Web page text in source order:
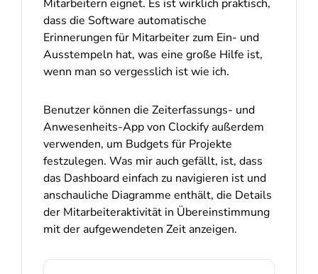
Mitarbeitern eignet. Es ist wirklich praktisch,
dass die Software automatische
Erinnerungen für Mitarbeiter zum Ein- und
Ausstempeln hat, was eine große Hilfe ist,
wenn man so vergesslich ist wie ich.
Benutzer können die Zeiterfassungs- und
Anwesenheits-App von Clockify außerdem
verwenden, um Budgets für Projekte
festzulegen. Was mir auch gefällt, ist, dass
das Dashboard einfach zu navigieren ist und
anschauliche Diagramme enthält, die Details
der Mitarbeiteraktivität in Übereinstimmung
mit der aufgewendeten Zeit anzeigen.